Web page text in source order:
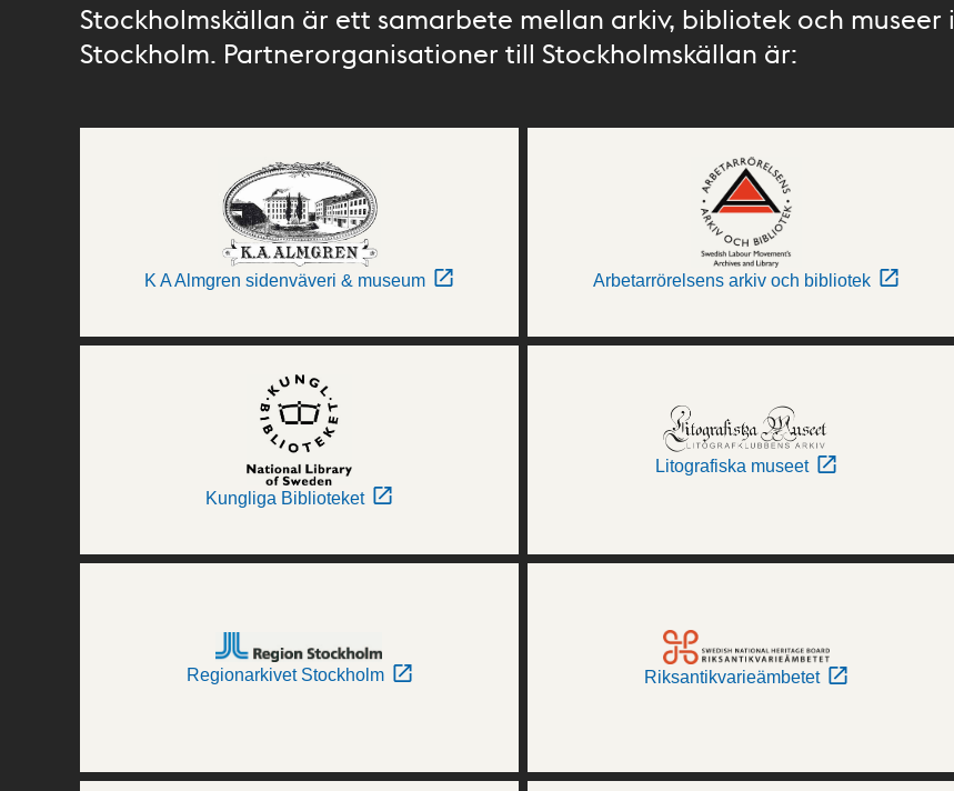
Stockholmskällan är ett samarbete mellan arkiv, bibliotek och museer i
Stockholm. Partnerorganisationer till Stockholmskällan är:
K A Almgren sidenväveri & museum Arbetarrörelsens arkiv och bibliotek
Kungliga Biblioteket
Litografiska museet
Regionarkivet Stockholm Riksantikvarieämbetet